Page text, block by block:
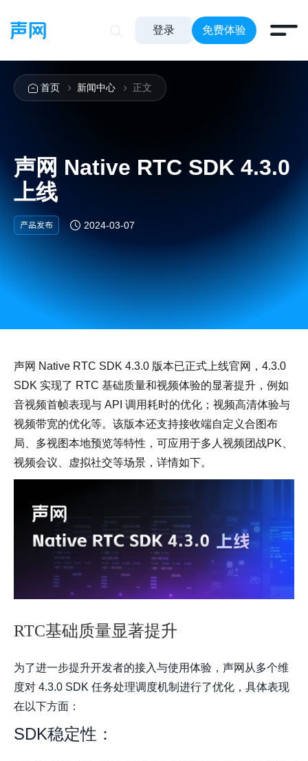
登录 免费体验
首页 新闻中心 正文
声网 Native RTC SDK 4.3.0
上线
产品发布 2024-03-07
声网 Native RTC SDK 4.3.0 版本已正式上线官网，4.3.0
SDK 实现了 RTC 基础质量和视频体验的显著提升，例如
音视频首帧表现与 API 调用耗时的优化；视频高清体验与
视频带宽的优化等。该版本还支持接收端自定义合图布
局、多视图本地预览等特性，可应用于多人视频团战PK、
视频会议、虚拟社交等场景，详情如下。
RTC基础质量显著提升
为了进一步提升开发者的接入与使用体验，声网从多个维
度对 4.3.0 SDK 任务处理调度机制进行了优化，具体表现
在以下方面：
SDK稳定性：